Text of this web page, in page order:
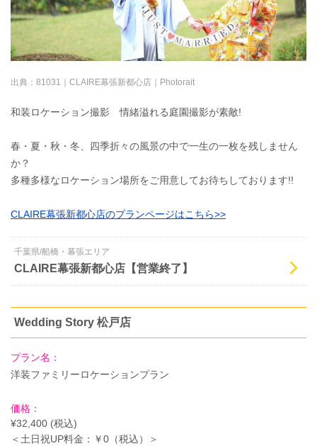
出典： 81031｜CLAIRE幕張新都心店｜Photorait
和装ロケーション撮影 情緒溢れる庭園撮影が素敵!
春・夏・秋・冬、四季折々の風景の中で一生の一枚を残しません
か？
多種多様なロケーション場所をご用意してお待ちしております!!
CLAIRE幕張新都心店のプランページはこちら>>
千葉県/船橋・幕張エリア
CLAIRE幕張新都心店【営業終了】
Wedding Story 松戸店
プラン名：
洋装ファミリーロケーションプラン
価格：
¥32,400 (税込)
＜土日祝UP料金：￥0（税込）＞